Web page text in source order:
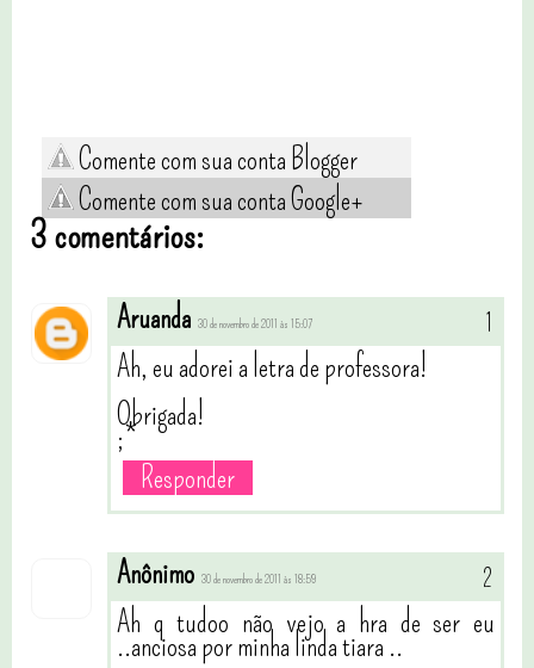
Comente com sua conta Blogger
Comente com sua conta Google+
3 comentários:
Aruanda 30 de novembro de 2011 às 15:07
Ah, eu adorei a letra de professora!
Obrigada!
;*
Responder
Anônimo 30 de novembro de 2011 às 18:59
Ah q tudoo não vejo a hra de ser eu
..anciosa por minha linda tiara ..